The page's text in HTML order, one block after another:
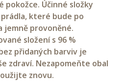
Účinné složky
které bude po
jemně provoněné.
složení s 96 %
přidaných barviv je
zdraví. Nezapomeňte obal
znovu.